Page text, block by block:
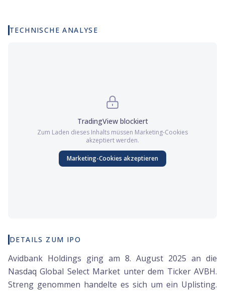
TECHNISCHE ANALYSE
TradingViewblockiert
Zum Laden dieses Inhalts müssen Marketing-Cookies
akzeptiert werden.
Marketing-Cookies akzeptieren
DETAILS ZUM IPO
Avidbank Holdings ging am 8. August 2025 an die
Nasdaq Global Select Market unter dem Ticker AVBH.
Streng genommen handelte es sich um ein Uplisting.